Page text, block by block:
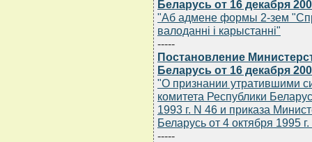
Беларусь от 16 декабря
"Аб адмене формы 2-зем
валоданнi i карыстаннi"
-----
Постановление
Беларусь от 16 декабря
"О признании утратившими
комитета Республики
1993 г. N 46 и приказа
Беларусь от 4 октября 1995
-----